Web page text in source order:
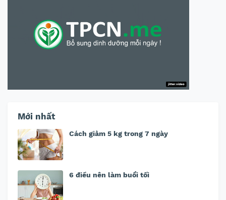
Mới nhất
Cách giảm 5 kg trong 7 ngày
6 điều nên làm buổi tối